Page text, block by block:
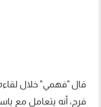
فرج، أنه يتعامل مع